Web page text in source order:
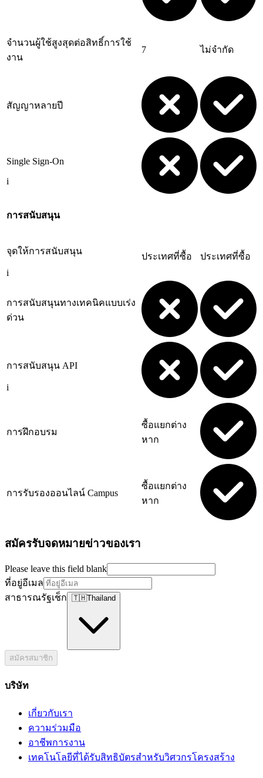
จำนวนผู้ใช้สูงสุดต่อสิทธิ์การใช้
งาน
7 ไม่จำกัด
สัญญาหลายปี
Single Sign-On
i
การสนับสนุน
จุดให้การสนับสนุน
i
ประเทศที่ซื้อ ประเทศที่ซื้อ
การสนับสนุนทางเทคนิคแบบเร่ง
ด่วน
การสนับสนุน API
i
การฝึกอบรม
ซื้อแยกต่าง
หาก
การรับรองออนไลน์ Campus
ซื้อแยกต่าง
หาก
สมัครรับจดหมายข่าวของเรา
Please leave this field blank
ที่อยู่อีเมล
สาธารณรัฐเช็ก 🇹🇭Thailand
สมัครสมาชิก
บริษัท
เกี่ยวกับเรา
ความร่วมมือ
อาชีพการงาน
เทคโนโลยีที่ได้รับสิทธิบัตรสำหรับวิศวกรโครงสร้าง